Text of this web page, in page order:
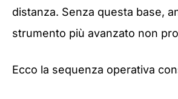
distanza. Senza questa base,
strumento più avanzato non
Ecco la sequenza operativa